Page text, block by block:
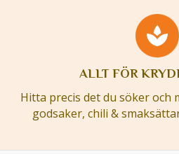
ALLT FÖR
Hitta precis det du söker och
godsaker, chili &